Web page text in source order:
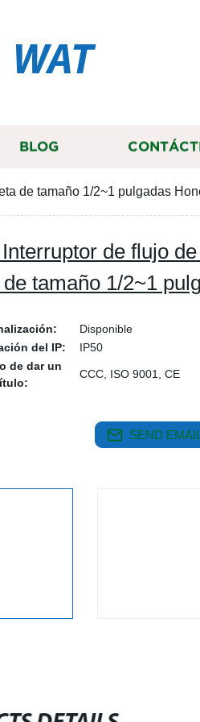
WAT
BLOG
de tamaño 1/2~1 pulgadas
de flujo
tamaño 1/2~1
Disponible
del IP:
IP50
de dar un
CCC, ISO 9001, CE
SEND